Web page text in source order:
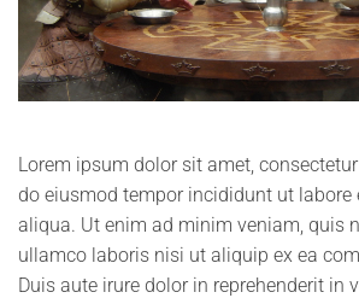
Lorem ipsum dolor sit amet,
do eiusmod tempor incididunt ut labore
aliqua. Ut enim ad minim veniam, quis
ullamco laboris nisi ut aliquip ex ea
Duis aute irure dolor in reprehenderit in